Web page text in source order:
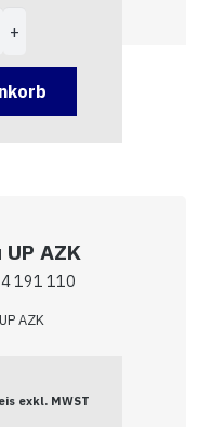
AZK
191 110
AZK
exkl. MWST